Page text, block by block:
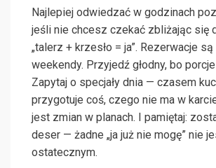
Najlepiej odwiedzać w godzinach
jeśli nie chcesz czekać zbliżając się
„talerz + krzesło = ja”. Rezerwacje
weekendy. Przyjedź głodny, bo
Zapytaj o specjały dnia — czasem
przygotuje coś, czego nie ma w
jest zmian w planach. I pamiętaj:
deser — żadne „ja już nie mogę” nie
ostatecznym.